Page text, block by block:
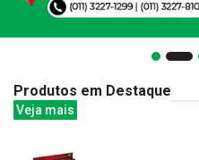
Produtos em Destaque
Veja mais